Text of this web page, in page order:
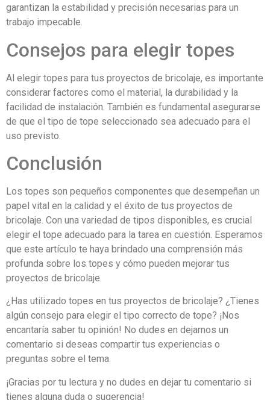
garantizan la estabilidad y precisión necesarias para un
trabajo impecable.
Consejos para elegir topes
Al elegir topes para tus proyectos de bricolaje, es importante
considerar factores como el material, la durabilidad y la
facilidad de instalación. También es fundamental asegurarse
de que el tipo de tope seleccionado sea adecuado para el
uso previsto.
Conclusión
Los topes son pequeños componentes que desempeñan un
papel vital en la calidad y el éxito de tus proyectos de
bricolaje. Con una variedad de tipos disponibles, es crucial
elegir el tope adecuado para la tarea en cuestión. Esperamos
que este artículo te haya brindado una comprensión más
profunda sobre los topes y cómo pueden mejorar tus
proyectos de bricolaje.
¿Has utilizado topes en tus proyectos de bricolaje? ¿Tienes
algún consejo para elegir el tipo correcto de tope? ¡Nos
encantaría saber tu opinión! No dudes en dejarnos un
comentario si deseas compartir tus experiencias o
preguntas sobre el tema.
¡Gracias por tu lectura y no dudes en dejar tu comentario si
tienes alguna duda o sugerencia!